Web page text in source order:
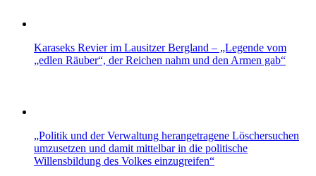
Karaseks Revier im Lausitzer Bergland – „Legende vom
„edlen Räuber“, der Reichen nahm und den Armen gab“
„Politik und der Verwaltung herangetragene Löschersuchen
umzusetzen und damit mittelbar in die politische
Willensbildung des Volkes einzugreifen“